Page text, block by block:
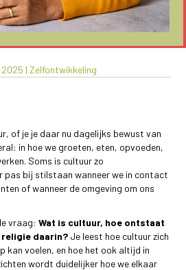
| Zelfontwikkeling
of je je daar nu dagelijks bewust van
in hoe we groeten, eten, opvoeden,
Soms is cultuur zo
pas bij stilstaan wanneer we in contact
of wanneer de omgeving om ons
vraag:Wat is cultuur, hoe ontstaat
daarin? Je leest hoe cultuur zich
kan voelen, en hoe het ook altijd in
wordt duidelijker hoe we elkaar